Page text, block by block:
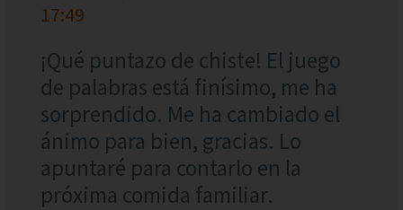
17:49
¡Qué puntazo de chiste! El juego
de palabras está finísimo, me ha
sorprendido. Me ha cambiado el
ánimo para bien, gracias. Lo
apuntaré para contarlo en la
próxima comida familiar.